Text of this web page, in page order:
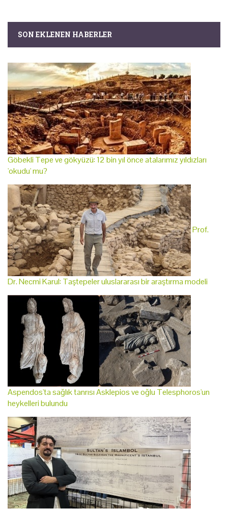
SON EKLENEN HABERLER
Göbekli Tepe ve gökyüzü: 12 bin yıl önce atalarımız yıldızları
'okudu' mu?
Prof.
Dr. Necmi Karul: Taştepeler uluslararası bir araştırma modeli
Aspendos'ta sağlık tanrısı Asklepios ve oğlu Telesphoros'un
heykelleri bulundu